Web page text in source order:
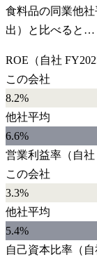
食料品の同業他
出）と比べると…
ROE （自社
この会社
8.2%
他社平均
6.6%
営業利益率 （自社
この会社
3.3%
他社平均
5.4%
自己資本比率 （